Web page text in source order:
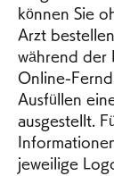
können Sie
Arzt
während der
Online-
Ausfüllen
ausgestellt.
jeweilige